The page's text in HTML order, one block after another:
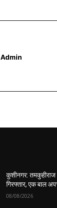
Admin
कुशीनगर:
गिरफ्तार, एक बाल
08/08/2026